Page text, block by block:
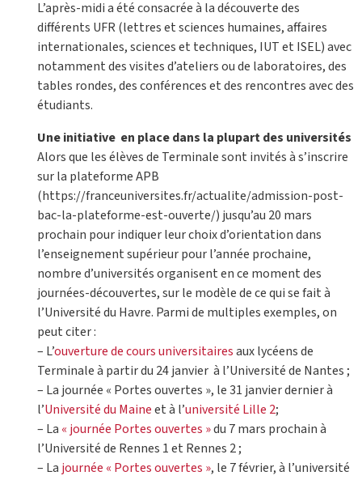
L’après-midi a été consacrée à la découverte des
différents UFR (lettres et sciences humaines, affaires
internationales, sciences et techniques, IUT et ISEL) avec
notamment des visites d’ateliers ou de laboratoires, des
tables rondes, des conférences et des rencontres avec des
étudiants.
Une initiative en place dans la plupart des universités
Alors que les élèves de Terminale sont invités à s’inscrire
sur la plateforme APB
(https://franceuniversites.fr/actualite/admission-post-
bac-la-plateforme-est-ouverte/) jusqu’au 20 mars
prochain pour indiquer leur choix d’orientation dans
l’enseignement supérieur pour l’année prochaine,
nombre d’universités organisent en ce moment des
journées-découvertes, sur le modèle de ce qui se fait à
l’Université du Havre. Parmi de multiples exemples, on
peut citer :
– L’ouverture de cours universitairesaux lycéens de
Terminale à partir du 24 janvier à l’Université de Nantes ;
– La journée « Portes ouvertes », le 31 janvier dernier à
l’Université du Maineet à l’université Lille 2;
– La « journée Portes ouvertes »du 7 mars prochain à
l’Université de Rennes 1 et Rennes 2 ;
– La journée « Portes ouvertes », le 7 février, à l’université